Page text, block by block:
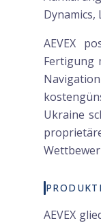
Dynamics,
AEVEX
Fertigung
Ukraine
AEVEX